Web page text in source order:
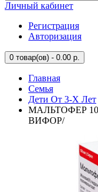
Личный кабинет
Регистрация
Авторизация
0 товар(ов) - 0.00 р.
Главная
Семья
Дети От 3-Х Лет
МАЛЬТОФЕР
ВИФОР/